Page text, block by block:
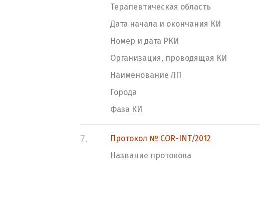
Терапевтическая область
Дата начала и окончания КИ
Номер и дата РКИ
Организация, проводящая КИ
Наименование ЛП
Города
Фаза КИ
7.
Протокол № COR-INT/2012
Название протокола